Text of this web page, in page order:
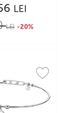
LEI
LEI -20%